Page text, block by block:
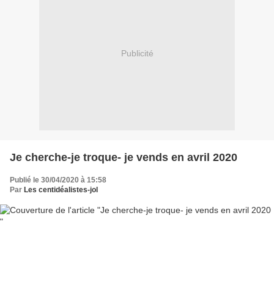
Publicité
Je cherche-je troque- je vends en avril 2020
Publié le 30/04/2020 à 15:58
Par Les centidéalistes-jol